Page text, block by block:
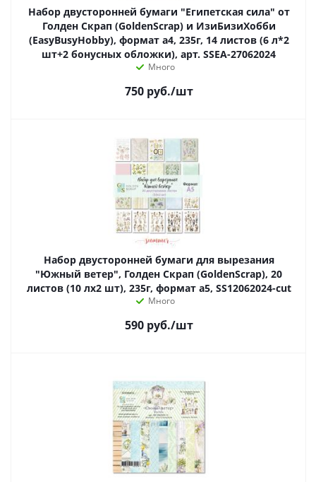
Набор двусторонней бумаги "Египетская сила" от
Голден Скрап (GoldenScrap) и ИзиБизиХобби
(EasyBusyHobby), формат а4, 235г, 14 листов (6 л*2
шт+2 бонусных обложки), арт. SSEA-27062024
Много
750руб./шт
Набор двусторонней бумаги для вырезания
"Южный ветер", Голден Скрап (GoldenScrap), 20
листов (10 лх2 шт), 235г, формат а5, SS12062024-cut
Много
590руб./шт